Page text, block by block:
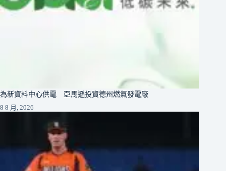
為新資料中心供電 亞馬遜投資德州燃氣發電廠
8 8 月, 2026